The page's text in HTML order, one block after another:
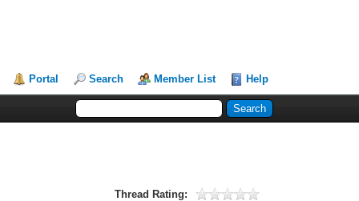
Portal Search Member List Help
Thread Rating: